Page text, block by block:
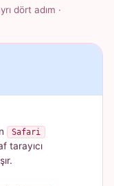
dört adım ·
Safari
tarayıcı